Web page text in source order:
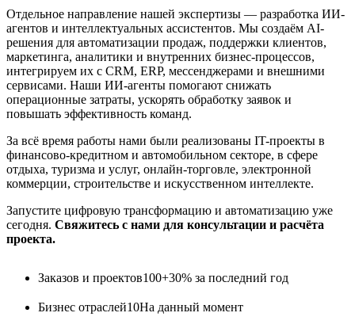
Отдельное направление нашей экспертизы — разработка ИИ-
агентов и интеллектуальных ассистентов. Мы создаём AI-
решения для автоматизации продаж, поддержки клиентов,
маркетинга, аналитики и внутренних бизнес-процессов,
интегрируем их с CRM, ERP, мессенджерами и внешними
сервисами. Наши ИИ-агенты помогают снижать
операционные затраты, ускорять обработку заявок и
повышать эффективность команд.
За всё время работы нами были реализованы IT-проекты в
финансово-кредитном и автомобильном секторе, в сфере
отдыха, туризма и услуг, онлайн-торговле, электронной
коммерции, строительстве и искусственном интеллекте.
Запустите цифровую трансформацию и автоматизацию уже
сегодня. Свяжитесь с нами для консультации и расчёта
проекта.
Заказов и проектов100+30% за последний год
Бизнес отраслей10На данный момент